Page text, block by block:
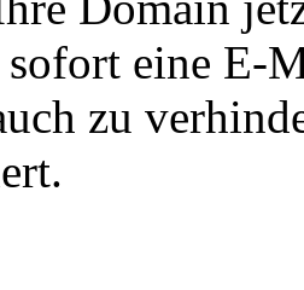
sofort eine
zu